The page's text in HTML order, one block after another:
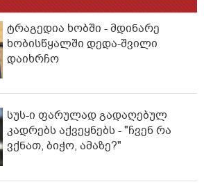
ტრაგედია ხობში - მდინარე
ხობისწყალში დედა-შვილი
დაიხრჩო
სუს-ი ფარულად გადაღებულ
კადრებს აქვეყნებს - "ჩვენ რა
ვქნათ, ბიჭო, ამაზე?"